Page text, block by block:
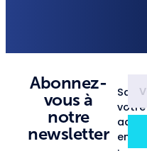
Abonnez-
vous à
notre
newsletter
votre
email